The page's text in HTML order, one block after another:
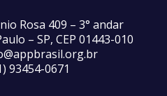
Rosa 409 – 3° andar
– SP, CEP 01443-010
93454-0671